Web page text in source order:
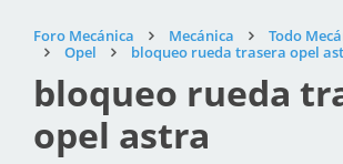
Foro Mecánica Mecánica
Todo
Opel
bloqueo rueda trasera opel
bloqueo rueda
opel astra